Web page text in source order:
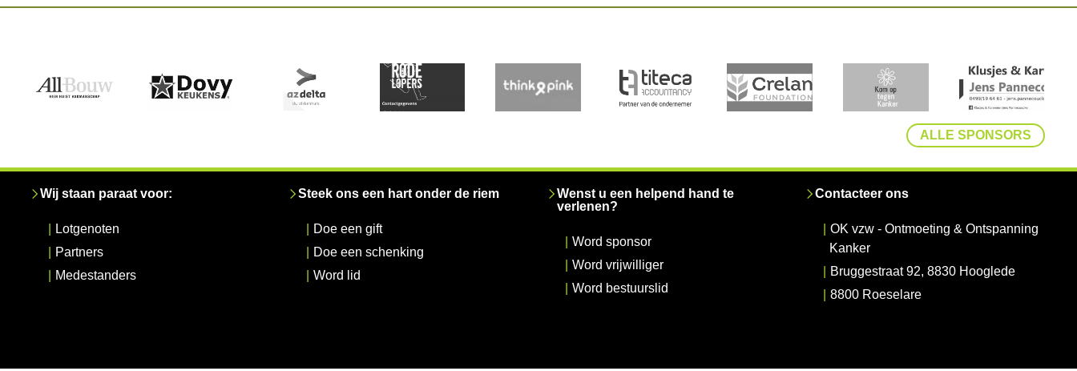
ALLE SPONSORS
Wij staan paraat voor:
Lotgenoten
Partners
Medestanders
Steek ons een hart onder de riem
Doe een gift
Doe een schenking
Word lid
Wenst u een helpend hand te
verlenen?
Word sponsor
Word vrijwilliger
Word bestuurslid
Contacteer ons
OK vzw - Ontmoeting & Ontspanning
Kanker
Bruggestraat 92, 8830 Hooglede
8800 Roeselare